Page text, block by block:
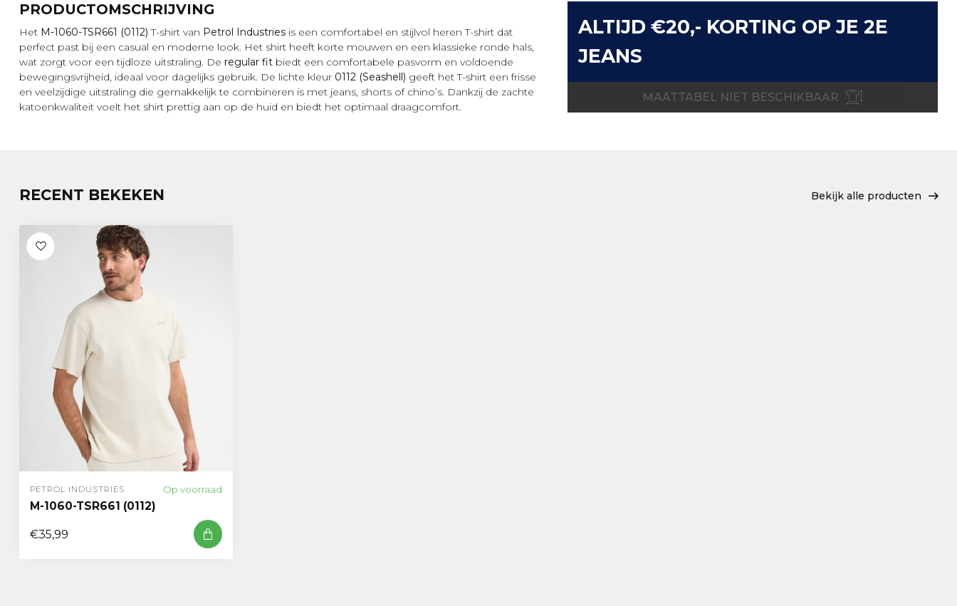
PRODUCTOMSCHRIJVING
Het M-1060-TSR661 (0112) T-shirt van Petrol Industries is een comfortabel en stijlvol heren T-shirt dat
perfect past bij een casual en moderne look. Het shirt heeft korte mouwen en een klassieke ronde hals,
wat zorgt voor een tijdloze uitstraling. De regular fit biedt een comfortabele pasvorm en voldoende
bewegingsvrijheid, ideaal voor dagelijks gebruik. De lichte kleur 0112 (Seashell) geeft het T-shirt een frisse
en veelzijdige uitstraling die gemakkelijk te combineren is met jeans, shorts of chino’s. Dankzij de zachte
katoenkwaliteit voelt het shirt prettig aan op de huid en biedt het optimaal draagcomfort.
ALTIJD €20,- KORTING OP JE 2E
JEANS
MAATTABEL NIET BESCHIKBAAR
RECENT BEKEKEN Bekijk alle producten
PETROL INDUSTRIES Op voorraad
M-1060-TSR661 (0112)
€35,99